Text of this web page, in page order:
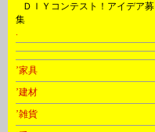
ＤＩＹコンテスト！アイデア募
集
.
’家具
’建材
’雑貨